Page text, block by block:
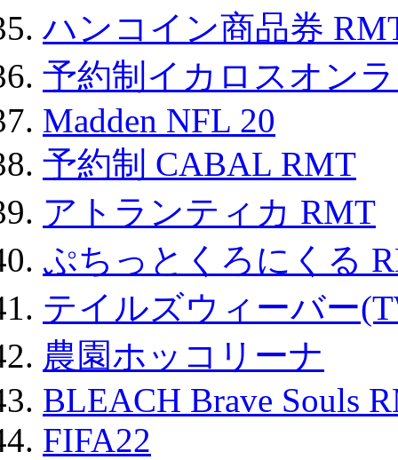
ハンコイン商品券
予約制イカロスオン
Madden NFL 20
予約制 CABAL RMT
アトランティカ RMT
ぷちっとくろにくる
テイルズウィーバー
農園ホッコリーナ
BLEACH Brave Souls
FIFA22